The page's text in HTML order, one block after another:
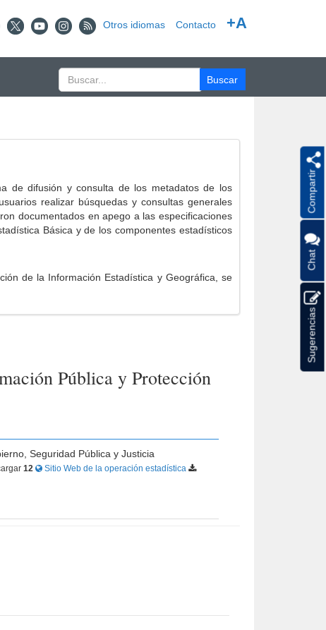
Otros idiomas Contacto +A
de difusión y consulta de los metadatos de los
realizar búsquedas y consultas generales
documentados en apego a las especificaciones
Básica y de los componentes estadísticos
de la Información Estadística y Geográfica, se
Pública y Protección
Seguridad Pública y Justicia
12
Sitio Web de la operación estadística
Compartir
Chat
Sugerencias